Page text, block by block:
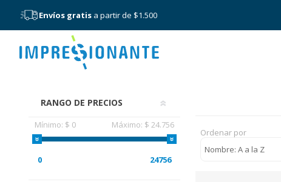
Envíos gratis a partir de $1.500
Menú
Ordenar por
RANGO DE PRECIOS
Mínimo: $ 0 Máximo: $ 24.756
0 24756